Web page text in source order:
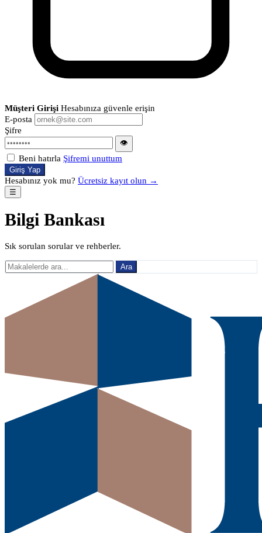
Müşteri Girişi Hesabınıza güvenle erişin
E-posta
Şifre
👁
Beni hatırla Şifremi unuttum
Giriş Yap
Hesabınız yok mu? Ücretsiz kayıt olun →
☰
Bilgi Bankası
Sık sorulan sorular ve rehberler.
Ara